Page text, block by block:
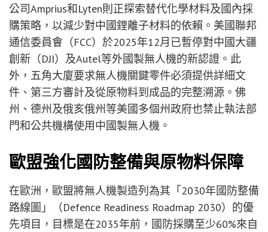
公司Amprius和Lyten則正探索替代化學材料及國內採
購策略，以減少對中國鋰離子材料的依賴。美國聯邦
通信委員會（FCC）於2025年12月已暫停對中國大疆
創新（DJI）及Autel等外國製無人機的新認證。此
外，五角大廈要求無人機關鍵零件必須提供詳細文
件、第三方審計及從原物料到成品的完整溯源。佛
州、德州及俄亥俄州等美國多個州政府也禁止執法部
門和公共機構使用中國製無人機。
歐盟強化國防整備與原物料保障
在歐洲，歐盟將無人機製造列為其「2030年國防整備
路線圖」（Defence Readiness Roadmap 2030）的優
先項目，目標是在2035年前，國防採購至少60%來自